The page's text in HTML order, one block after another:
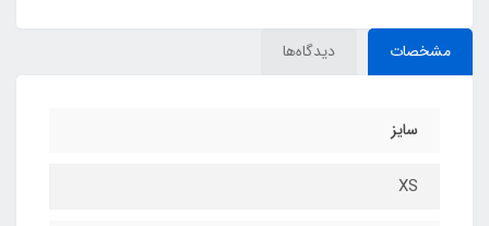
مشخصات دیدگاه‌ها
سایز
XS